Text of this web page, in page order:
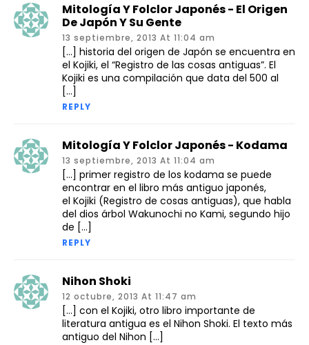
Mitología Y Folclor Japonés - El Origen
De Japón Y Su Gente
13 septiembre, 2013 At 11:04 am
[…] historia del origen de Japón se encuentra en
el Kojiki, el “Registro de las cosas antiguas”. El
Kojiki es una compilación que data del 500 al
[…]
REPLY
Mitología Y Folclor Japonés - Kodama
13 septiembre, 2013 At 11:04 am
[…] primer registro de los kodama se puede
encontrar en el libro más antiguo japonés,
el Kojiki (Registro de cosas antiguas), que habla
del dios árbol Wakunochi no Kami, segundo hijo
de […]
REPLY
Nihon Shoki
12 octubre, 2013 At 11:47 am
[…] con el Kojiki, otro libro importante de
literatura antigua es el Nihon Shoki. El texto más
antiguo del Nihon […]